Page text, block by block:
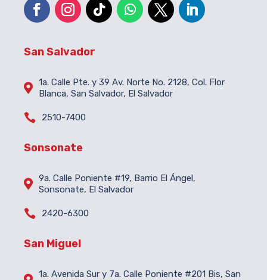
San Salvador
 1a. Calle Pte. y 39 Av. Norte No. 2128, Col. Flor
Blanca, San Salvador, El Salvador
 2510-7400
Sonsonate
 9a. Calle Poniente #19, Barrio El Ángel,
Sonsonate, El Salvador
 2420-6300
San Miguel
1a. Avenida Sur y 7a. Calle Poniente #201 Bis, San